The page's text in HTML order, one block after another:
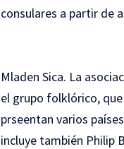
consulares a partir de
Mladen Sica. La
el grupo folklórico,
prseentan varios
incluye también Philip